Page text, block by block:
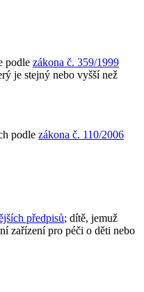
podle zákona č. 359/1999
je stejný nebo vyšší než
podle zákona č. 110/2006
předpisů; dítě, jemuž
zařízení pro péči o děti nebo